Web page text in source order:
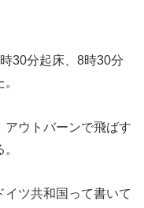
30分起床、8時30分
ウトバーンで飛ばす
イツ共和国って書いて